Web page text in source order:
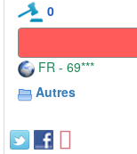
0
FR - 69***
Autres